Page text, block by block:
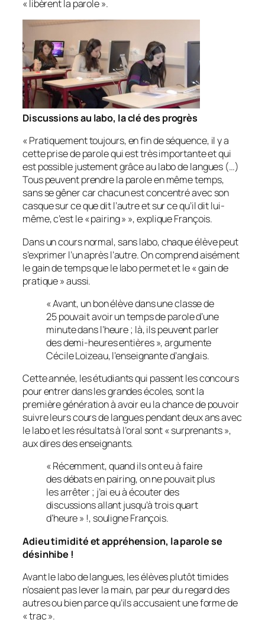
« libèrent la parole».
Discussions au labo, la clé des progrès
«Pratiquement toujours, en fin de séquence, il y a
cette prise de parole qui est très importante et qui
est possible justement grâce au labo de langues (…)
Tous peuvent prendre la parole en même temps,
sans se gêner car chacun est concentré avec son
casque sur ce que dit l’autre et sur ce qu’il dit lui-
même, c’est le « pairing » », explique François.
Dans un cours normal, sans labo, chaque élève peut
s’exprimer l’un après l’autre. On comprend aisément
le gain de temps que le labo permet et le «gain de
pratique» aussi.
«Avant, un bon élève dans une classe de
25 pouvait avoir un temps de parole d’une
minute dans l’heure ; là, ils peuvent parler
des demi-heures entières», argumente
Cécile Loizeau, l’enseignante d’anglais.
Cette année, les étudiants qui passent les concours
pour entrer dans les grandes écoles, sont la
première génération à avoir eu la chance de pouvoir
suivre leurs cours de langues pendant deux ans avec
le labo et les résultats à l’oral sont «surprenants»,
aux dires des enseignants.
«Récemment, quand ils ont eu à faire
des débats en pairing, on ne pouvait plus
les arrêter ; j’ai eu à écouter des
discussions allant jusqu’à trois quart
d’heure» !, souligne François.
Adieu timidité et appréhension, la parole se
désinhibe !
Avant le labo de langues, les élèves plutôt timides
n’osaient pas lever la main, par peur du regard des
autres ou bien parce qu’ils accusaient une forme de
«trac».